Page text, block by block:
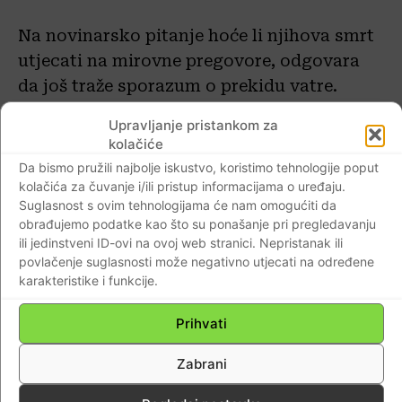
Upravljanje pristankom za
kolačiće
Da bismo pružili najbolje iskustvo, koristimo tehnologije poput
kolačića za čuvanje i/ili pristup informacijama o uređaju.
Suglasnost s ovim tehnologijama će nam omogućiti da
obrađujemo podatke kao što su ponašanje pri pregledavanju
ili jedinstveni ID-ovi na ovoj web stranici. Nepristanak ili
povlačenje suglasnosti može negativno utjecati na određene
karakteristike i funkcije.
Prihvati
Zabrani
Na novinarsko pitanje hoće li njihova smrt
utjecati na mirovne pregovore, odgovara
da još traže sporazum o prekidu vatre.
– Za nas su interesi palestinskog naroda
kojemu pripadaju i naši sinovi i djeca
ispred svega. Ono što određuje otpor
Hamasa na terenu i u politici odgovor je
izraelskog okupatora na zahtjeve kojih se
držimo. To je iznad svega trajni prekid
vatre, njihovo potpuno povlačenje i
povratak raseljenih. Ali do ovog trenutka
cionistički neprijatelj još odugovlači i
izbjegava odgovoriti na te zahtjeve, pa tako
i postizanje sporazuma, rekao je Ismail